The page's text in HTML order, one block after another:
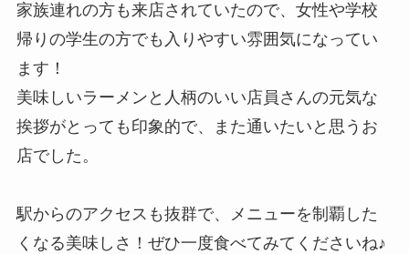
家族連れの方も来店されていたので、女性や学校
帰りの学生の方でも入りやすい雰囲気になってい
ます！
美味しいラーメンと人柄のいい店員さんの元気な
挨拶がとっても印象的で、また通いたいと思うお
店でした。
駅からのアクセスも抜群で、メニューを制覇した
くなる美味しさ！ぜひ一度食べてみてくださいね♪